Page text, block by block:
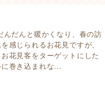
だんと暖かくなり、春の訪
感じられるお花見ですが、
花見客をターゲットにした
巻き込まれな...